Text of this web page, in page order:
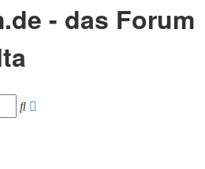
- das Forum
Suche